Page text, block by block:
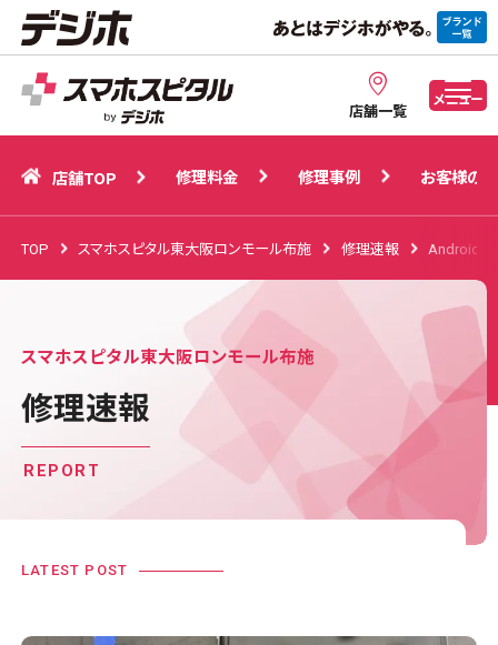
店舗一覧
メニュー
店舗TOP 修理事例 お客様の声
店舗TOP 修理料金 修理事例 お客様の声
TOP スマホスピタル東大阪ロンモール布施 修理速報 Android
スマホスピタル東大阪ロンモール布施
修理速報
REPORT
LATEST POST